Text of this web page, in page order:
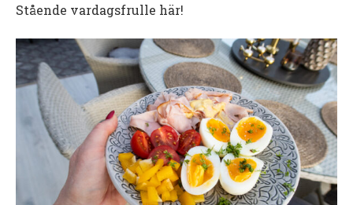
Stående vardagsfrulle här!